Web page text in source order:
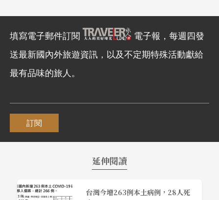
填寫電子郵件訂閱
電子報，每週四發
送最新國內外旅遊資訊，以及不定期特殊活動獻給
最有品味的旅人。
訂閱
延伸閱讀
台灣今增263例本土病例，28人死